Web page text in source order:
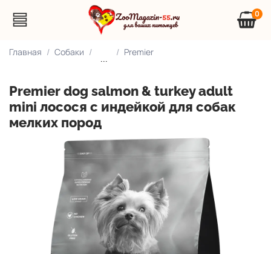
0
Главная Собаки
...
Premier
Premier dog salmon & turkey adult
mini лосося с индейкой для собак
мелких пород